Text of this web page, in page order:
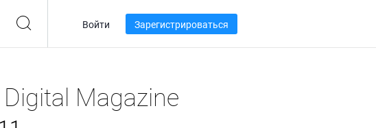
Войти Зарегистрироваться
Magazine